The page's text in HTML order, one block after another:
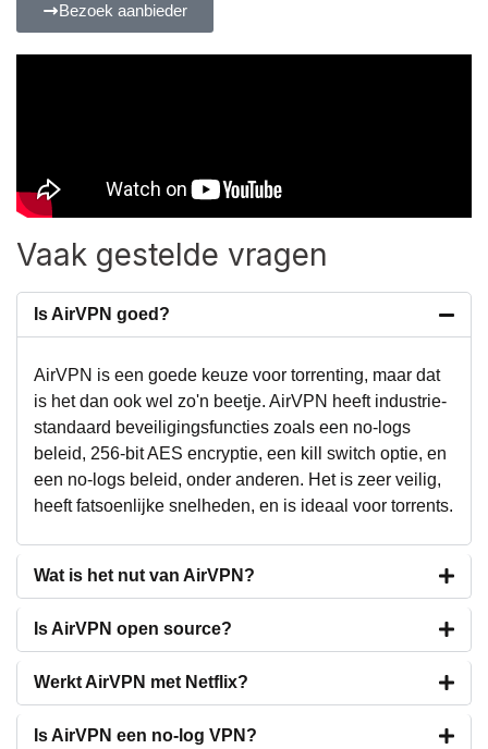
Bezoek aanbieder
Vaak gestelde vragen
Is AirVPN goed?
AirVPN is een goede keuze voor torrenting, maar dat
is het dan ook wel zo'n beetje. AirVPN heeft industrie-
standaard beveiligingsfuncties zoals een no-logs
beleid, 256-bit AES encryptie, een kill switch optie, en
een no-logs beleid, onder anderen. Het is zeer veilig,
heeft fatsoenlijke snelheden, en is ideaal voor torrents.
Wat is het nut van AirVPN?
Is AirVPN open source?
Werkt AirVPN met Netflix?
Is AirVPN een no-log VPN?